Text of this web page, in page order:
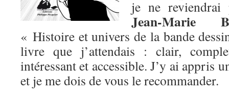
je ne
Jean-Marie
« Histoire et univers de la bande
livre que j’attendais : clair,
intéressant et accessible. J’y ai appris
et je me dois de vous le recommander.